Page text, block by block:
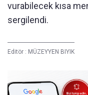
vurabilecek kısa
sergilendi.
Editör : MÜZEYYEN BIYIK